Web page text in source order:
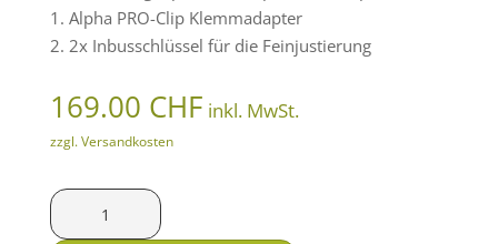
1. Alpha PRO-Clip Klemmadapter
2. 2x Inbusschlüssel für die Feinjustierung
169.00 CHF inkl. MwSt.
zzgl. Versandkosten
Alpha
PRO-